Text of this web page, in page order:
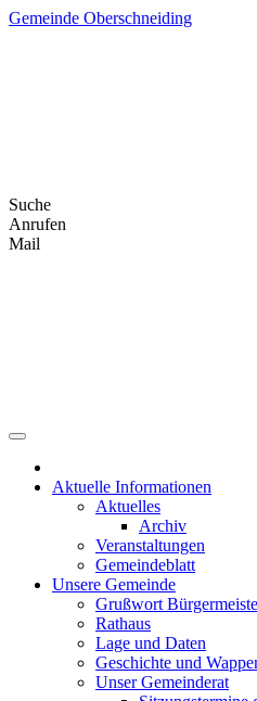
Skip
Gemeinde Oberschneiding
Suche
Anrufen
Mail
Aktuelle Informationen
Aktuelles
Archiv
Veranstaltungen
Gemeindeblatt
Unsere Gemeinde
Grußwort
Rathaus
Lage und Daten
Geschichte und
Unser Gemeinderat